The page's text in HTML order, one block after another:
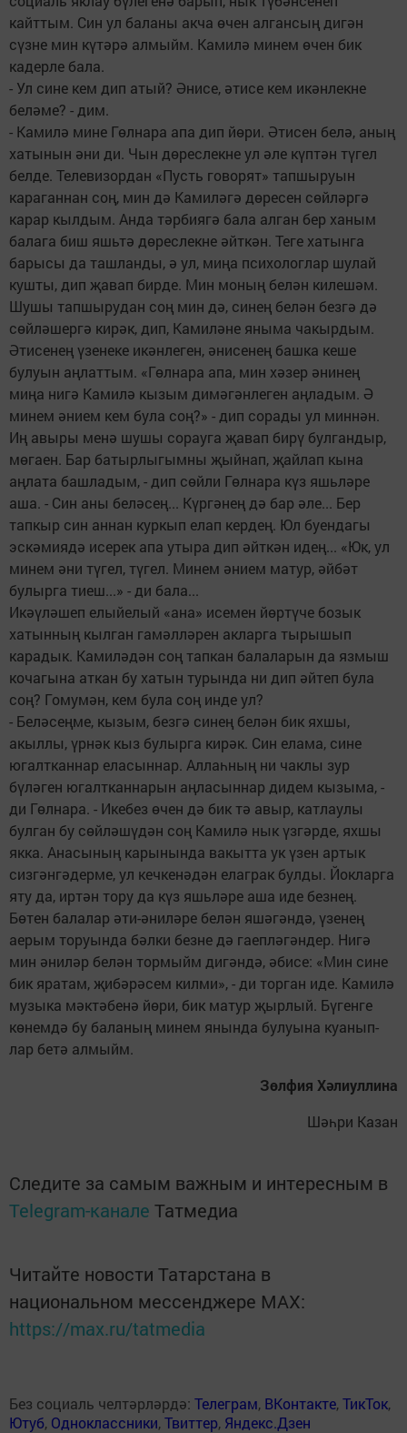
кайттым. Син ул баланы акча өчен алгансың дигән
сүзне мин күтәрә алмыйм. Камилә минем өчен бик
кадерле бала.
- Ул сине кем дип атый? Әнисе, әтисе кем икәнлекне
беләме? - дим.
- Камилә мине Гөлнара апа дип йөри. Әтисен белә, аның
хатынын әни ди. Чын дөреслекне ул әле күптән түгел
белде. Телевизордан «Пусть говорят» тапшыруын
караганнан соң, мин дә Камиләгә дөресен сөйләргә
карар кылдым. Анда тәрбиягә бала алган бер ханым
балага биш яшьтә дөреслекне әйткән. Теге хатынга
барысы да ташланды, ә ул, миңа психолог­лар шулай
кушты, дип җавап бирде. Мин моның белән килешәм.
Шушы тапшырудан соң мин дә, синең белән безгә дә
сөйләшергә кирәк, дип, Камиләне яныма чакырдым.
Әтисенең үзенеке икәнлеген, әнисенең башка кеше
булуын аңлаттым. «Гөлнара апа, мин хәзер әнинең
миңа нигә Камилә кызым димәгәнлеген аңладым. Ә
минем әнием кем була соң?» - дип сорады ул миннән.
Иң авыры менә шушы сорауга җавап бирү булгандыр,
мөгаен. Бар батырлыгымны җыйнап, җайлап кына
аңлата башладым, - дип сөйли Гөлнара күз яшьләре
аша. - Син аны беләсең... Күргәнең дә бар әле... Бер
тапкыр син аннан куркып елап кердең. Юл буендагы
эскәмиядә исерек апа утыра дип әйткән идең... «Юк, ул
минем әни түгел, түгел. Минем әнием матур, әйбәт
булырга тиеш...» - ди бала...
Икәүләшеп елый­елый «ана» исемен йөртүче бозык
хатынның кылган гамәлләрен акларга тырышып
карадык. Камиләдән соң тапкан балаларын да язмыш
кочагына аткан бу хатын турында ни дип әйтеп була
соң? Гомумән, кем була соң инде ул?
- Беләсеңме, кызым, безгә синең белән бик яхшы,
акыллы, үрнәк кыз булырга кирәк. Син елама, сине
югалтканнар еласыннар. Аллаһның ни чак­лы зур
бүләген югалт­каннарын аңласыннар дидем кызыма, -
ди Гөлнара. - Икебез өчен дә бик тә авыр, катлаулы
булган бу сөйләшүдән соң Камилә нык үзгәрде, яхшы
якка. Анасының карынында вакытта ук үзен артык
сизгәнгәдерме, ул кечкенәдән елаграк булды. Йокларга
яту да, иртән тору да күз яшьләре аша иде безнең.
Бөтен балалар әти-әниләре белән яшәгәндә, үзенең
аерым торуында бәлки безне дә гаепләгәндер. Нигә
мин әниләр белән тормыйм дигәндә, әбисе: «Мин сине
бик яратам, җибәрәсем килми», - ди торган иде. Камилә
музыка мәктәбенә йөри, бик матур җырлый. Бүгенге
көнемдә бу баланың минем янында булуына куанып­
лар бетә алмыйм.
Зөлфия Хәлиуллина
Шәһри Казан
Следите за самым важным и интересным в
Telegram-канале Татмедиа
Читайте новости Татарстана в
национальном мессенджере MАХ:
https://max.ru/tatmedia
Без социаль челтәрләрдә: Телеграм, ВКонтакте,ТикТок,
Ютуб, Одноклассники,Твиттер, Яндекс.Дзен